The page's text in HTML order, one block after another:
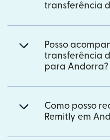
transferência
Posso
transferência
para Andorra?
Como posso
Remitly em